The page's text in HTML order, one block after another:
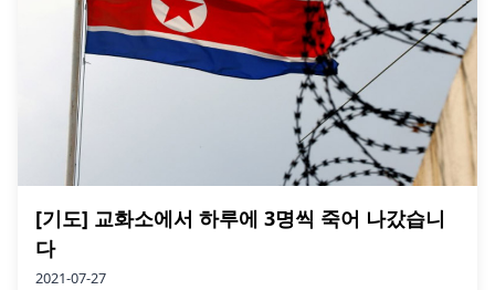
[기도] 교화소에서 하루에 3명씩 죽어 나갔습니
다
2021-07-27